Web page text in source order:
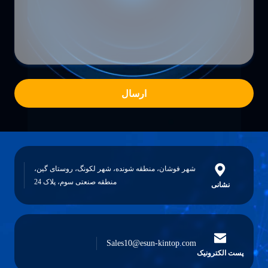
ارسال
نشانی
شهر فوشان، منطقه شونده، شهر لکونگ، روستای گین،
منطقه صنعتی سوم، پلاک 24
پست الکترونیک
Sales10@esun-kintop.com